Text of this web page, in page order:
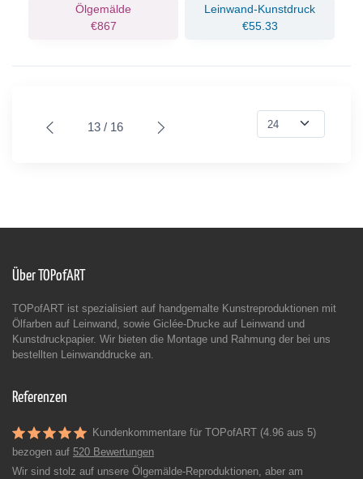
Ölgemälde
€867
Leinwand-Kunstdruck
€55.33
13 / 16
Über TOPofART
TOPofART ist spezialisiert auf handgemalte Kunstreproduktionen mit
Ölfarben auf Leinwand, sowie Giclée-Drucke auf Leinwand und
Kunstdruckpapier. Wir bieten die Montage und Rahmung der bei uns
bestellten Leinwanddrucke an.
Referenzen
Kundenkommentare für TOPofART (4.96 aus 5)
bezogen auf 520 Bewertungen
Wir sind stolz auf unsere Ölgemälde-Reproduktionen, aber am